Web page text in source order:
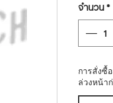
จำนวน*
การสั่งซื้
ล่วงหน้า